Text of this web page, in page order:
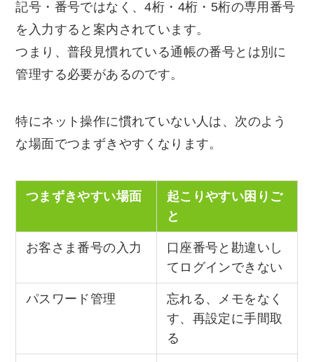
記号・番号ではなく、4桁・4桁・5桁の専用番号
を入力すると案内されています。
つまり、普段見慣れている通帳の番号とは別に
管理する必要があるのです。
特にネット操作に慣れていない人は、次のよう
な場面でつまずきやすくなります。
つまずきやすい場面
起こりやすい困りご
と
お客さま番号の入力
口座番号と勘違いし
てログインできない
パスワード管理
忘れる、メモをなく
す、再設定に手間取
る